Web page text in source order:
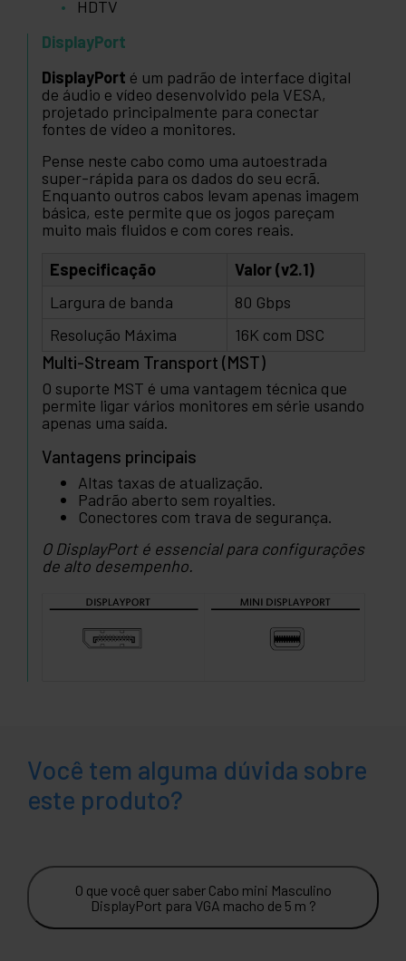
HDTV
DisplayPort
DisplayPort é um padrão de interface digital
de áudio e vídeo desenvolvido pela VESA,
projetado principalmente para conectar
fontes de vídeo a monitores.
Pense neste cabo como uma autoestrada
super-rápida para os dados do seu ecrã.
Enquanto outros cabos levam apenas imagem
básica, este permite que os jogos pareçam
muito mais fluidos e com cores reais.
Especificação
Valor (v2.1)
Largura de banda
80 Gbps
Resolução Máxima
16K com DSC
Multi-Stream Transport (MST)
O suporte MST é uma vantagem técnica que
permite ligar vários monitores em série usando
apenas uma saída.
Vantagens principais
Altas taxas de atualização.
Padrão aberto sem royalties.
Conectores com trava de segurança.
O DisplayPort é essencial para configurações
de alto desempenho.
Você tem alguma dúvida sobre
este produto?
O que você quer saber Cabo mini Masculino
DisplayPort para VGA macho de 5 m ?